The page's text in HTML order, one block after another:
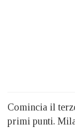
Comincia il
primi punti.